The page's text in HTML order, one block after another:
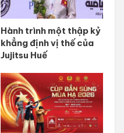
Hành trình một thập kỷ
khẳng định vị thế của
Jujitsu Huế